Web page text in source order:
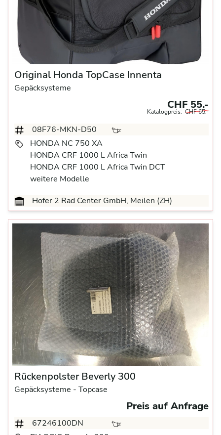
Original Honda TopCase Innenta
Gepäcksysteme
CHF 55.-
Katalogpreis: CHF 65.-
08F76-MKN-D50
HONDA NC 750 XA
HONDA CRF 1000 L Africa Twin
HONDA CRF 1000 L Africa Twin DCT
weitere Modelle
Hofer 2 Rad Center GmbH, Meilen (ZH)
Rückenpolster Beverly 300
Gepäcksysteme - Topcase
Preis auf Anfrage
67246100DN